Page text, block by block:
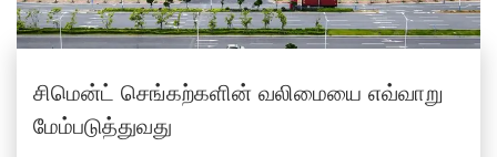
சிமென்ட் செங்கற்களின் வலிமையை எவ்வாறு
மேம்படுத்துவது